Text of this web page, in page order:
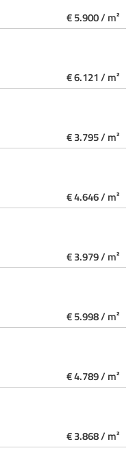
€ 5.900 / m²
€ 6.121 / m²
€ 3.795 / m²
€ 4.646 / m²
€ 3.979 / m²
€ 5.998 / m²
€ 4.789 / m²
€ 3.868 / m²